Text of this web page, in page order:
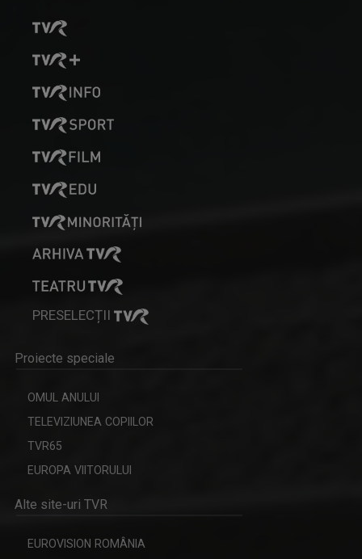
TELEJURNAL REGIONAL
Informații corecte și obiective, relatări în ...
SERGIU CIOCOIU
Emisiunile care îi poartă amprenta se numesc ...
MARIA FLOREA
PRESELECȚII
Proiecte speciale
OMUL ANULUI
TELEVIZIUNEA COPIILOR
TVR65
EUROPA VIITORULUI
Alte site-uri TVR
EUROVISION ROMÂNIA